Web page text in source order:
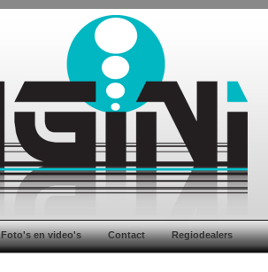
Foto's en video's Contact Regiodealers